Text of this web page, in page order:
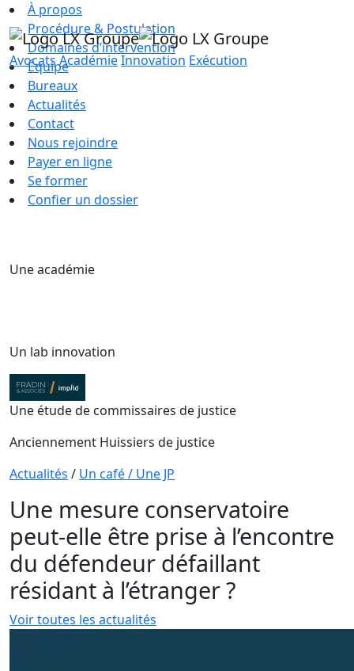
AvocatsAcadémieInnovation Exécution
À propos
Procédure & Postulation
Domaines d’intervention
Équipe
Bureaux
Actualités
Contact
Nous rejoindre
Payer en ligne
Se former
Confier un dossier
Une académie
Un lab innovation
Une étude de commissaires de justice
Anciennement Huissiers de justice
Actualités / Un café / Une JP
Une mesure conservatoire
peut-elle être prise à l’encontre
du défendeur défaillant
résidant à l’étranger ?
Voir toutes les actualités